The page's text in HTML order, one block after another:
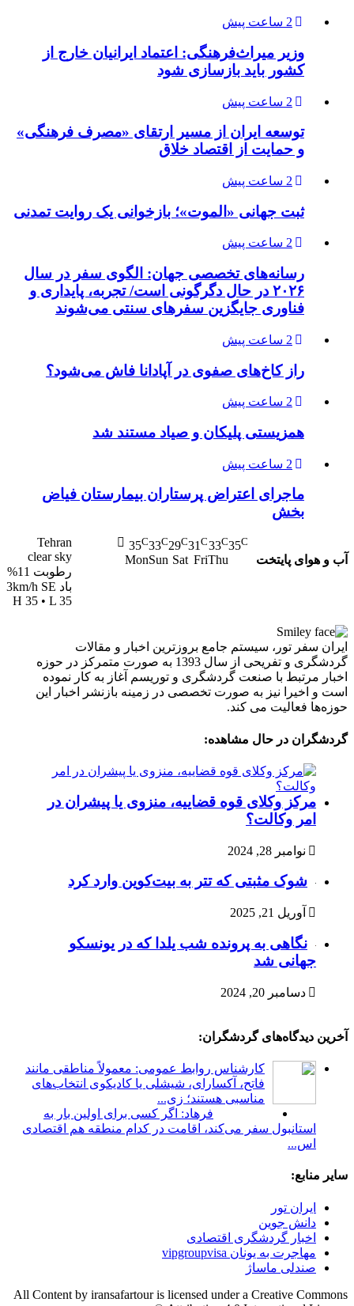
2 ساعت پیش
وزیر میراث‌فرهنگی: اعتماد ایرانیان خارج از
کشور باید بازسازی شود
2 ساعت پیش
توسعه ایران از مسیر ارتقای «مصرف فرهنگی»
و حمایت از اقتصاد خلاق
2 ساعت پیش
ثبت جهانی «الموت»؛ بازخوانی یک روایت تمدنی
2 ساعت پیش
رسانه‌های تخصصی جهان: الگوی سفر در سال
۲۰۲۶ در حال دگرگونی است/ تجربه، پایداری و
فناوری جایگزین سفرهای سنتی می‌شوند
2 ساعت پیش
راز کاخ‌های صفوی در آپادانا فاش می‌شود؟
2 ساعت پیش
همزیستی پلیکان و صیاد مستند شد
2 ساعت پیش
ماجرای اعتراض پرستاران بیمارستان فیاض
بخش
آب و هوای پایتخت
35C
Tehran
clear sky
رطوبت 11%
باد 3km/h SE
H 35 • L 35
33C
Thu
31C
Fri
29C
Sat
33C
Sun
35C
Mon
ایران سفر تور، سیستم جامع بروزترین اخبار و مقالات
گردشگری و تفریحی از سال 1393 به صورت متمرکز در حوزه
اخبار مرتبط با صنعت گردشگری و توریسم آغاز به کار نموده
است و اخیرا نیز به صورت تخصصی در زمینه بازنشر اخبار این
حوزه‌ها فعالیت می کند.
گردشگران در حال مشاهده:
مرکز وکلای قوه قضاییه، منزوی یا پیشران در
امر وکالت؟
نوامبر 28, 2024
شوک مثبتی که تتر به بیت‌کوین وارد کرد
آوریل 21, 2025
نگاهی به پرونده شب یلدا که در یونسکو
جهانی شد
دسامبر 20, 2024
آخرین دیدگاه‌های گردشگران:
کارشناس روابط عمومی: معمولاً مناطقی مانند
فاتح، آکسارای، شیشلی یا کادیکوی انتخاب‌های
مناسبی هستند؛ زی...
فرهاد: اگر کسی برای اولین بار به
استانبول سفر می‌کند، اقامت در کدام منطقه هم اقتصادی
اس...
سایر منابع:
ایران تور
دانش جوین
اخبار گردشگری اقتصادی
مهاجرت به یونان vipgroupvisa
صندلی ماساژ
All Content by iransafartour is licensed under a Creative Commons